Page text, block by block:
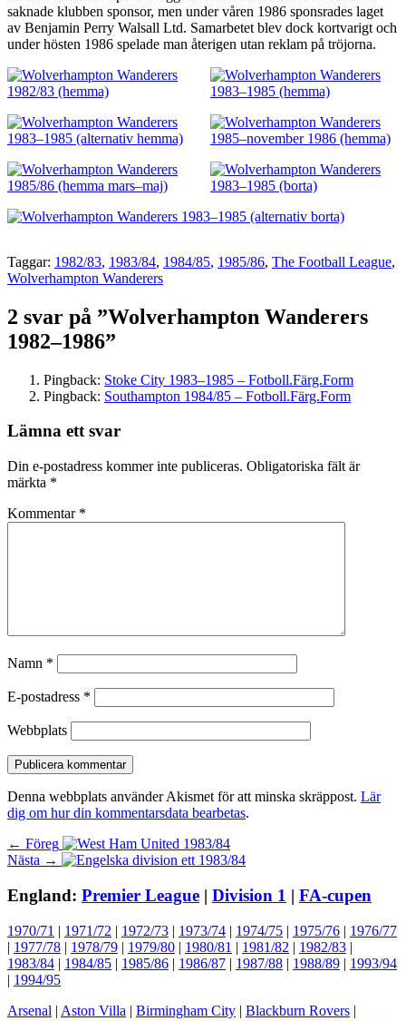
saknade klubben sponsor, men under våren 1986 sponsrades laget
av Benjamin Perry Walsall Ltd. Samarbetet blev dock kortvarigt och
under hösten 1986 spelade man återigen utan reklam på tröjorna.
Taggar: 1982/83, 1983/84, 1984/85, 1985/86, The Football League,
Wolverhampton Wanderers
2 svar på ”Wolverhampton Wanderers
1982–1986”
Pingback: Stoke City 1983–1985 – Fotboll.Färg.Form
Pingback: Southampton 1984/85 – Fotboll.Färg.Form
Lämna ett svar
Din e-postadress kommer inte publiceras. Obligatoriska fält är
märkta *
Kommentar *
Namn *
E-postadress *
Webbplats
Denna webbplats använder Akismet för att minska skräppost. Lär
dig om hur din kommentarsdata bearbetas.
Inläggsnavigering
← Föreg Föregående
inlägg:
Nästa → Nästa
England: Premier League | Division 1 | FA-cupen
1970/71 | 1971/72 | 1972/73 | 1973/74 | 1974/75 | 1975/76 | 1976/77
| 1977/78 | 1978/79 | 1979/80 | 1980/81 | 1981/82 | 1982/83 |
1983/84 | 1984/85 | 1985/86 | 1986/87 | 1987/88 | 1988/89 | 1993/94
| 1994/95
Arsenal | Aston Villa | Birmingham City | Blackburn Rovers |